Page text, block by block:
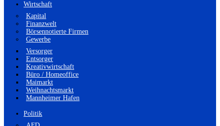
Wirtschaft
Kapital
Finanzwelt
Börsennotierte Firmen
Gewerbe
Versorger
Entsorger
Kreativwirtschaft
Büro / Homeoffice
Maimarkt
Weihnachtsmarkt
Mannheimer Hafen
Politik